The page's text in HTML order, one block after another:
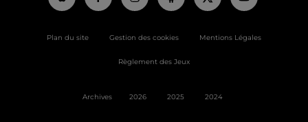
Plan du site Gestion des cookies Mentions Légales
Règlement des Jeux
Archives 2026 2025 2024